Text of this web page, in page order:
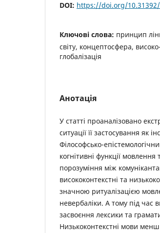
DOI: https://doi.org/
Ключові слова: принцип
світу, концептосфера,
глобалізація
Анотація
У статті проаналізовано
ситуації її застосування як
Філософсько-
когнітивні функції
порозуміння між
висококонтекстні та
значною ритуалізацією
невербаліки. А тому під час
засвоєння лексики та
Низькоконтекстні мови менш